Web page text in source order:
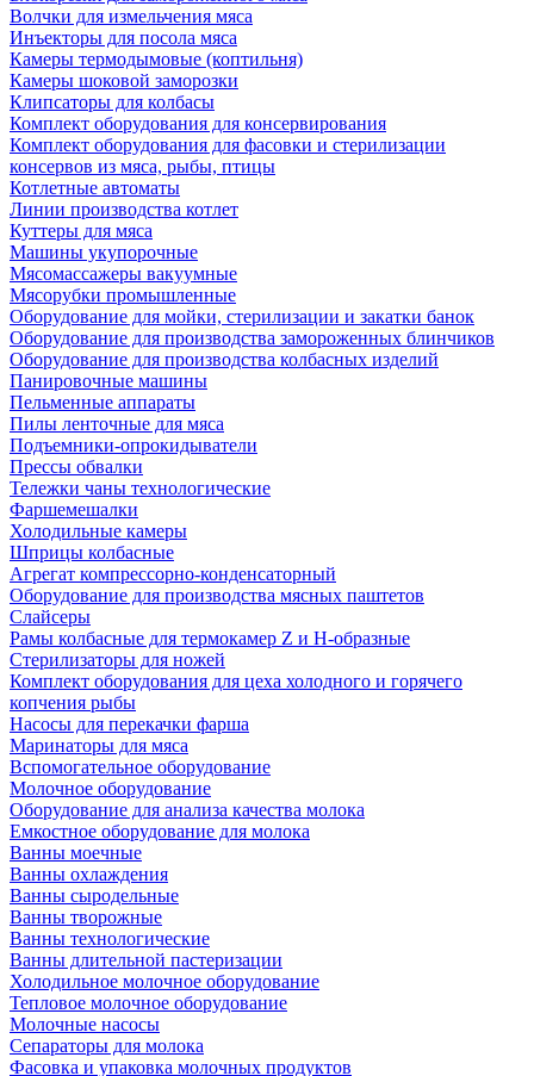
Волчки для измельчения мяса
Инъекторы для посола мяса
Камеры термодымовые (коптильня)
Камеры шоковой заморозки
Клипсаторы для колбасы
Комплект оборудования для консервирования
Комплект оборудования для фасовки и стерилизации
консервов из мяса, рыбы, птицы
Котлетные автоматы
Линии производства котлет
Куттеры для мяса
Машины укупорочные
Мясомассажеры вакуумные
Мясорубки промышленные
Оборудование для мойки, стерилизации и закатки банок
Оборудование для производства замороженных блинчиков
Оборудование для производства колбасных изделий
Панировочные машины
Пельменные аппараты
Пилы ленточные для мяса
Подъемники-опрокидыватели
Прессы обвалки
Тележки чаны технологические
Фаршемешалки
Холодильные камеры
Шприцы колбасные
Агрегат компрессорно-конденсаторный
Оборудование для производства мясных паштетов
Слайсеры
Рамы колбасные для термокамер Z и H-образные
Стерилизаторы для ножей
Комплект оборудования для цеха холодного и горячего
копчения рыбы
Насосы для перекачки фарша
Маринаторы для мяса
Вспомогательное оборудование
Молочное оборудование
Оборудование для анализа качества молока
Емкостное оборудование для молока
Ванны моечные
Ванны охлаждения
Ванны сыродельные
Ванны творожные
Ванны технологические
Ванны длительной пастеризации
Холодильное молочное оборудование
Тепловое молочное оборудование
Молочные насосы
Сепараторы для молока
Фасовка и упаковка молочных продуктов